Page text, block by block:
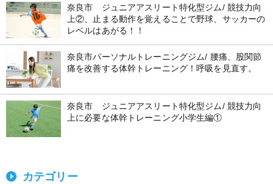
奈良市 ジュニアアスリート特化型ジム/ 競技力向
上②、止まる動作を覚えることで野球、サッカーの
レベルはあがる！！
奈良市パーソナルトレーニングジム/ 腰痛、股関節
痛を改善する体幹トレーニング！呼吸を見直す。
奈良市 ジュニアアスリート特化型ジム/ 競技力向
上に必要な体幹トレーニング小学生編①
カテゴリー